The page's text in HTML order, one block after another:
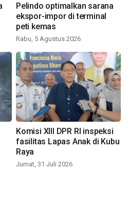
Pelindo optimalkan sarana
ekspor-impor di terminal
peti kemas
Rabu, 5 Agustus 2026
Komisi XIII DPR RI inspeksi
fasilitas Lapas Anak di Kubu
Raya
Jumat, 31 Juli 2026